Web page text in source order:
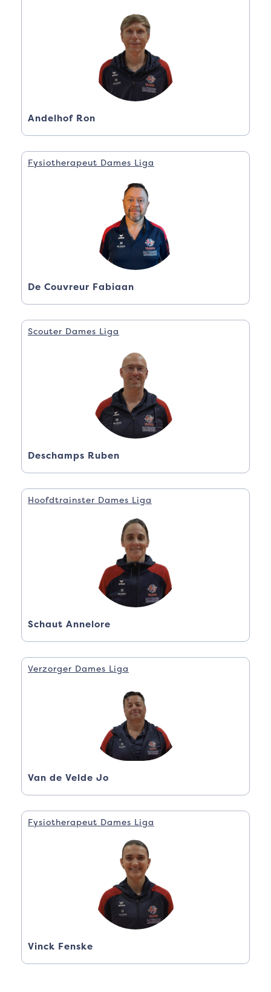
Andelhof Ron
Fysiotherapeut Dames Liga
De Couvreur Fabiaan
Scouter Dames Liga
Deschamps Ruben
Hoofdtrainster Dames Liga
Schaut Annelore
Verzorger Dames Liga
Van de Velde Jo
Fysiotherapeut Dames Liga
Vinck Fenske